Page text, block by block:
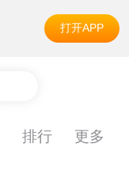
打开APP
排行 更多